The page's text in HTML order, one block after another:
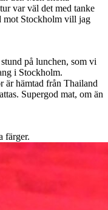
var väl det med tanke
mot Stockholm vill jag
på lunchen, som vi
i Stockholm.
är hämtad från Thailand
Supergod mat, om än
färger.